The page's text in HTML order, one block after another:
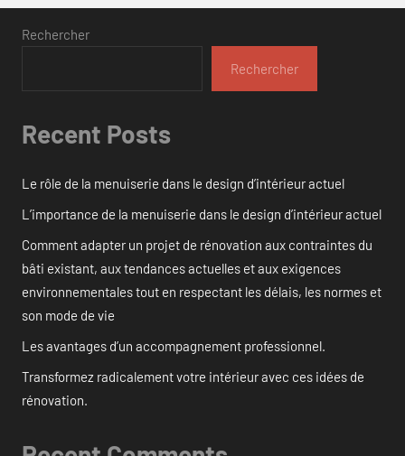
Rechercher
Rechercher
Recent Posts
Le rôle de la menuiserie dans le design d’intérieur actuel
L’importance de la menuiserie dans le design d’intérieur actuel
Comment adapter un projet de rénovation aux contraintes du
bâti existant, aux tendances actuelles et aux exigences
environnementales tout en respectant les délais, les normes et
son mode de vie
Les avantages d’un accompagnement professionnel.
Transformez radicalement votre intérieur avec ces idées de
rénovation.